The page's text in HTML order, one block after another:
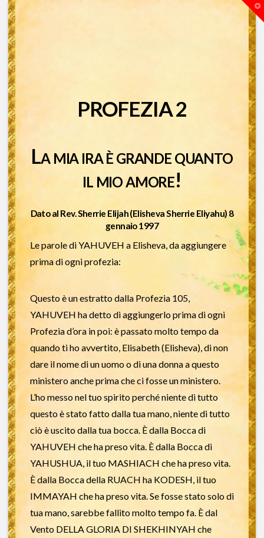
PROFEZIA 2
La mia ira è grande quanto
il mio amore!
Dato al Rev. Sherrie Elijah (Elisheva Sherrie Eliyahu) 8
gennaio 1997
Le parole di YAHUVEH a Elisheva, da aggiungere
prima di ogni profezia:
Questo è un estratto dalla Profezia 105,
YAHUVEH ha detto di aggiungerlo prima di ogni
Profezia d’ora in poi: è passato molto tempo da
quando ti ho avvertito, Elisabeth (Elisheva), di non
dare il nome di un uomo o di una donna a questo
ministero anche prima che ci fosse un ministero.
L’ho messo nel tuo spirito perché niente di tutto
questo è stato fatto dalla tua mano, niente di tutto
ciò è uscito dalla tua bocca. È dalla Bocca di
YAHUVEH che ha preso vita. È dalla Bocca di
YAHUSHUA, il tuo MASHIACH che ha preso vita.
È dalla Bocca della RUACH ha KODESH, il tuo
IMMAYAH che ha preso vita. Se fosse stato solo di
tua mano, sarebbe fallito molto tempo fa. È dal
Vento DELLA GLORIA DI SHEKHINYAH che